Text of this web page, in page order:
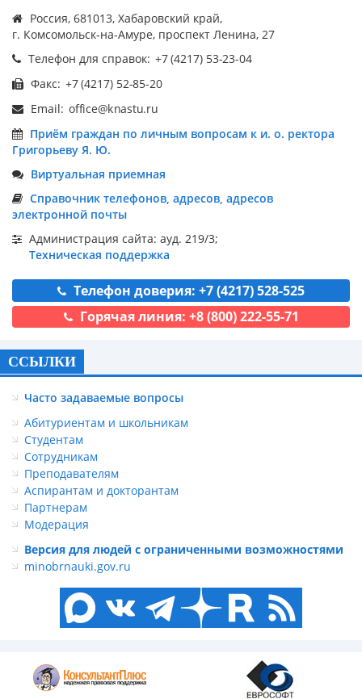
Россия, 681013, Хабаровский край,
г. Комсомольск-на-Амуре, проспект Ленина, 27
Телефон для справок:
Факс:
Email:
Приём граждан по личным вопросам к и. о. ректора
Григорьеву Я. Ю.
Виртуальная приемная
Справочник телефонов, адресов, адресов
электронной почты
Администрация сайта: ауд. 219/3;
Техническая поддержка
Телефон доверия: +7 (4217) 528-525
Горячая линия: +8 (800) 222-55-71
ССЫЛКИ
Часто задаваемые вопросы
Абитуриентам и школьникам
Студентам
Сотрудникам
Преподавателям
Аспирантам и докторантам
Партнерам
Модерация
Версия для людей с ограниченными возможностями
minobrnauki.gov.ru